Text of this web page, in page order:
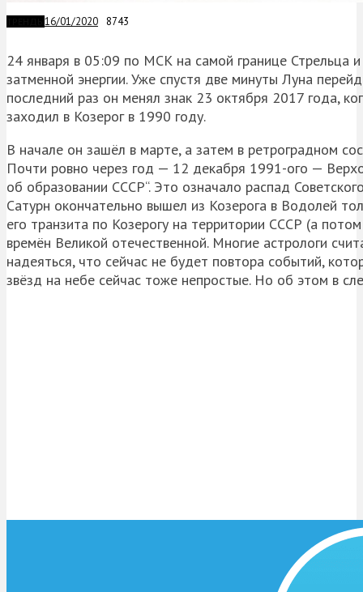
16/01/2020 8743
24 января в 05:09 по МСК на самой границе Стрельца
затменной энергии. Уже спустя две минуты Луна
последний раз он менял знак 23 октября 2017 года,
заходил в Козерог в 1990 году.
В начале он зашёл в марте, а затем в ретроградном
Почти ровно через год — 12 декабря 1991-ого —
об образовании СССР“. Это означало распад
Сатурн окончательно вышел из Козерога в Водолей
его транзита по Козерогу на территории СССР (а
времён Великой отечественной. Многие астрологи
надеяться, что сейчас не будет повтора событий,
звёзд на небе сейчас тоже непростые. Но об этом в